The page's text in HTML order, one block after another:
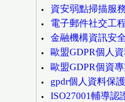
資安弱點掃描服
電子郵件社交工
金融機構資訊安
歐盟GDPR個人
歐盟GDPR個資
gpdr個人資料保
ISO27001輔導認